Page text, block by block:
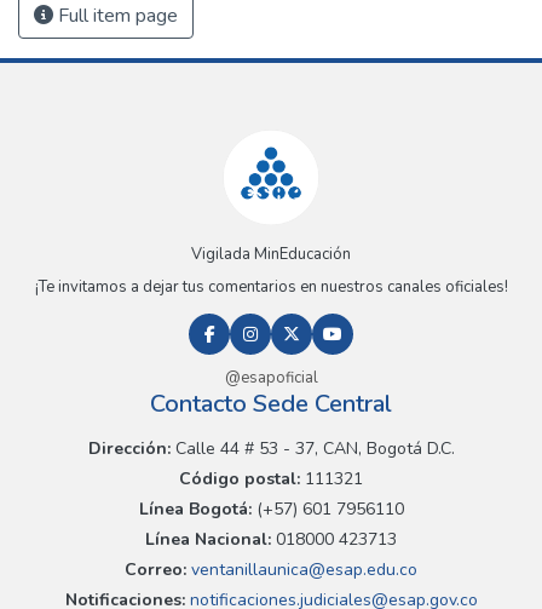
Full item page
Vigilada MinEducación
¡Te invitamos a dejar tus comentarios en nuestros canales oficiales!
@esapoficial
Contacto Sede Central
Dirección:Calle 44 # 53 - 37, CAN, Bogotá D.C.
Código postal: 111321
Línea Bogotá:(+57) 601 7956110
Línea Nacional: 018000 423713
Correo: ventanillaunica@esap.edu.co
Notificaciones:notificaciones.judiciales@esap.gov.co